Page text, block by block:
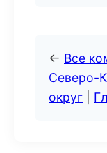
← Все
Северо-
округ